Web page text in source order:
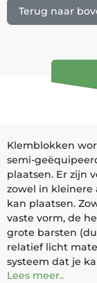
Terug naar
Klemblokken
semi-
plaatsen. Er zijn
zowel in
kan plaatsen.
vaste vorm, de
grote barsten
relatief licht
systeem dat je
steken en ze
Lees meer..